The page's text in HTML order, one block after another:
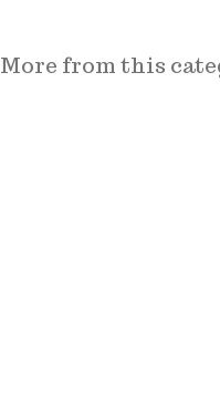
More from this